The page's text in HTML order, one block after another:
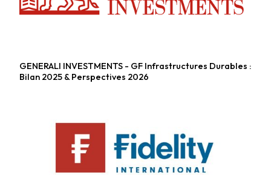
Fonds alternatifs
GENERALI INVESTMENTS - GF Infrastructures Durables :
Bilan 2025 & Perspectives 2026